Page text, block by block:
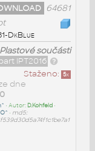
64681
DkBlue
Plastové součásti
IPT2016
Staženo: 5x
dne
• Autor: D.Kohfeld•
• md5: